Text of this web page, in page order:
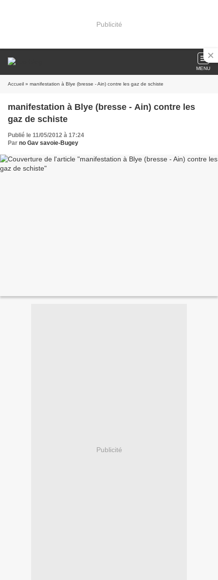
Publicité
MENU
Accueil » manifestation à Blye (bresse - Ain) contre les gaz de schiste
manifestation à Blye (bresse - Ain) contre les
gaz de schiste
Publié le 11/05/2012 à 17:24
Par no Gav savoie-Bugey
Publicité